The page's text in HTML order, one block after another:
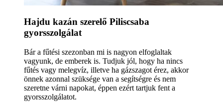
Hajdu kazán szerelő Piliscsaba
gyorsszolgálat
Bár a fűtési szezonban mi is nagyon elfoglaltak
vagyunk, de emberek is. Tudjuk jól, hogy ha nincs
fűtés vagy melegvíz, illetve ha gázszagot érez, akkor
önnek azonnal szüksége van a segítségre és nem
szeretne várni napokat, éppen ezért tartjuk fent a
gyorsszolgálatot.